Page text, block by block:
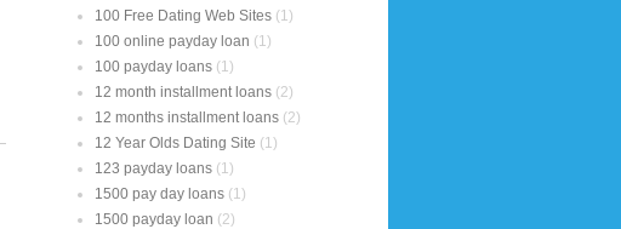
100 Free Dating Web Sites (1)
100 online payday loan (1)
100 payday loans (1)
12 month installment loans (2)
12 months installment loans (2)
12 Year Olds Dating Site (1)
123 payday loans (1)
1500 pay day loans (1)
1500 payday loan (2)